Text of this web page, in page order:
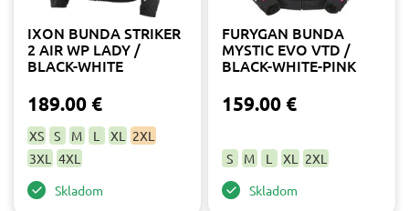
2XL
3XL
5
4XL
M
S
XL
IXON BUNDA STRIKER
2 AIR WP LADY /
BLACK-WHITE
189.00 €
XS S M L XL
2XL
3XL
4XL
Skladom
FURYGAN BUNDA
MYSTIC EVO VTD /
BLACK-WHITE-PINK
159.00 €
S M L XL
2XL
Skladom